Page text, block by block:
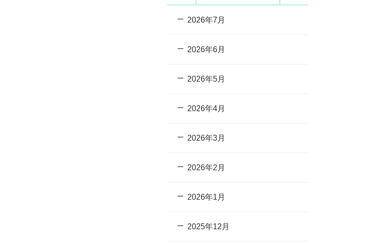
2026年7月
2026年6月
2026年5月
2026年4月
2026年3月
2026年2月
2026年1月
2025年12月